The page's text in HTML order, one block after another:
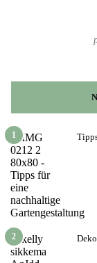
1
2